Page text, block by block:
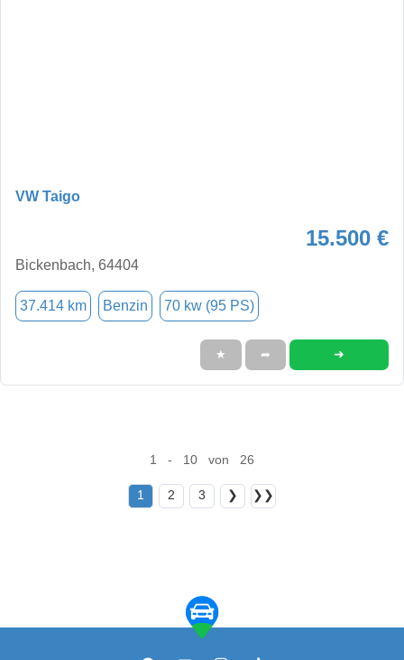
VW Taigo
15.500 €
Bickenbach, 64404
37.414 km Benzin 70 kw (95 PS)
★ ➦ ➜
1 - 10 von 26
1 2 3 ❯ ❯❯